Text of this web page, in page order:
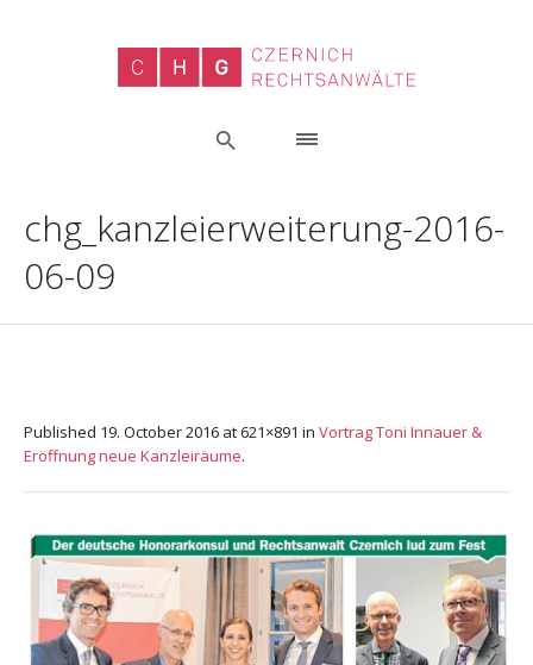
chg_kanzleierweiterung-2016-
06-09
Published 19. October 2016 at 621×891 in Vortrag Toni Innauer &
Eröffnung neue Kanzleiräume.